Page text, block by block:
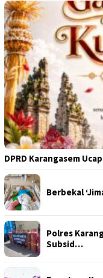
DPRD Karangasem
Berbekal
Polres
Subsid…